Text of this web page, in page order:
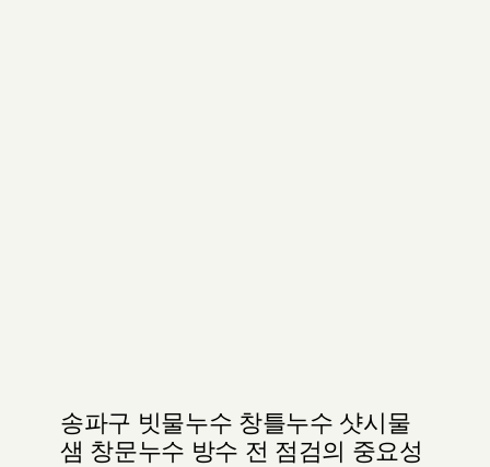
송파구 빗물누수 창틀누수 샷시물
샘 창문누수 방수 전 점검의 중요성